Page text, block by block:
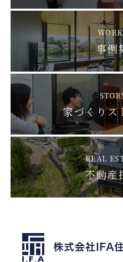
事例
家づくりス
REAL
不動産